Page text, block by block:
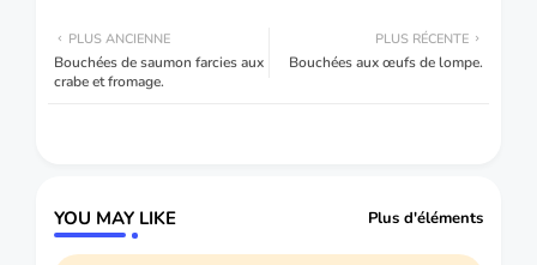
PLUS RÉCENTE
Bouchées aux œufs de lompe.
PLUS ANCIENNE
Bouchées de saumon farcies aux
crabe et fromage.
YOU MAY LIKE Plus d'éléments